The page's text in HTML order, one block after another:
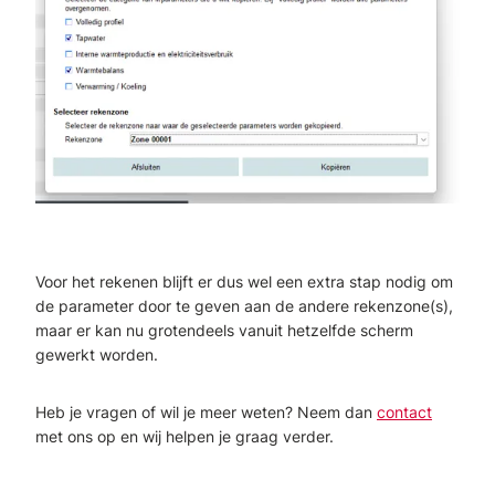
Voor het rekenen blijft er dus wel een extra stap nodig om
de parameter door te geven aan de andere rekenzone(s),
maar er kan nu grotendeels vanuit hetzelfde scherm
gewerkt worden.
Heb je vragen of wil je meer weten? Neem dan contact
met ons op en wij helpen je graag verder.